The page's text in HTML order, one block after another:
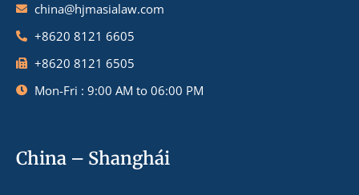
china@hjmasialaw.com
+8620 8121 6605
+8620 8121 6505
Mon-Fri : 9:00 AM to 06:00 PM
China – Shanghái